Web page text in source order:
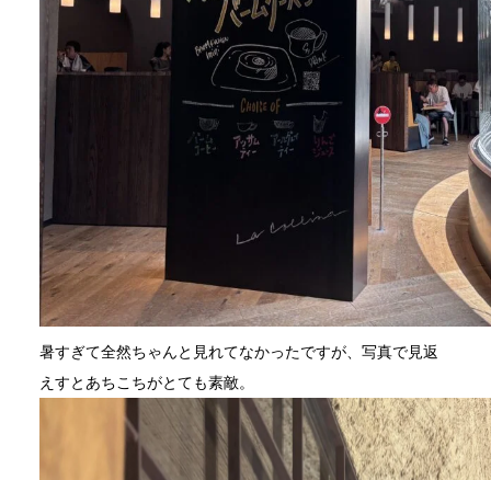
暑すぎて全然ちゃんと見れてなかったですが、写真で見返
えすとあちこちがとても素敵。